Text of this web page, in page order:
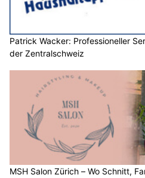
Patrick Wacker: Professioneller
der Zentralschweiz
MSH Salon Zürich – Wo Schnitt,